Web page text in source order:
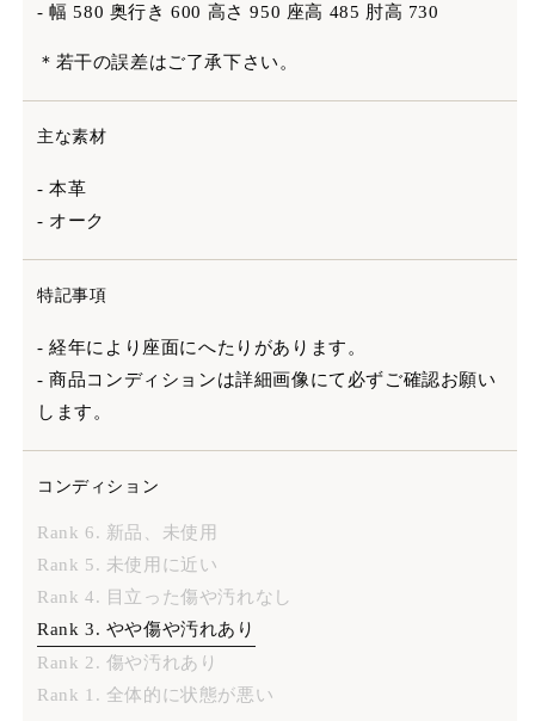
- 幅 580 奥行き 600 高さ 950 座高 485 肘高 730
＊若干の誤差はご了承下さい。
主な素材
- 本革
- オーク
特記事項
- 経年により座面にへたりがあります。
- 商品コンディションは詳細画像にて必ずご確認お願い
します。
コンディション
Rank 6. 新品、未使用
Rank 5. 未使用に近い
Rank 4. 目立った傷や汚れなし
Rank 3. やや傷や汚れあり
Rank 2. 傷や汚れあり
Rank 1. 全体的に状態が悪い